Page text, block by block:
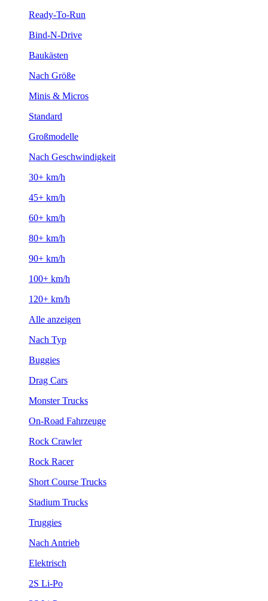
Ready-To-Run
Bind-N-Drive
Baukästen
Nach Größe
Minis & Micros
Standard
Großmodelle
Nach Geschwindigkeit
30+ km/h
45+ km/h
60+ km/h
80+ km/h
90+ km/h
100+ km/h
120+ km/h
Alle anzeigen
Nach Typ
Buggies
Drag Cars
Monster Trucks
On-Road Fahrzeuge
Rock Crawler
Rock Racer
Short Course Trucks
Stadium Trucks
Truggies
Nach Antrieb
Elektrisch
2S Li-Po